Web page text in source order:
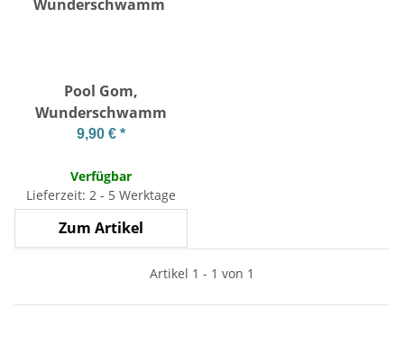
Pool Gom,
Wunderschwamm
9,90 € *
Verfügbar
Lieferzeit: 2 - 5 Werktage
Zum Artikel
Artikel 1 - 1 von 1